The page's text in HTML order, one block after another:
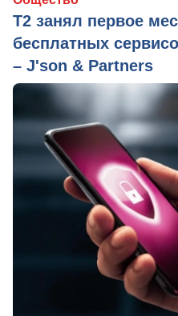
Т2 занял первое
бесплатных
– J'son & Partners